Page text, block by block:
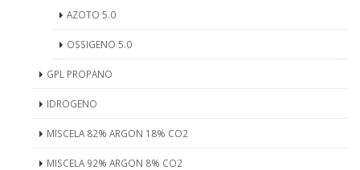
AZOTO 5.0
OSSIGENO 5.0
GPL PROPANO
IDROGENO
MISCELA 82% ARGON 18% CO2
MISCELA 92% ARGON 8% CO2